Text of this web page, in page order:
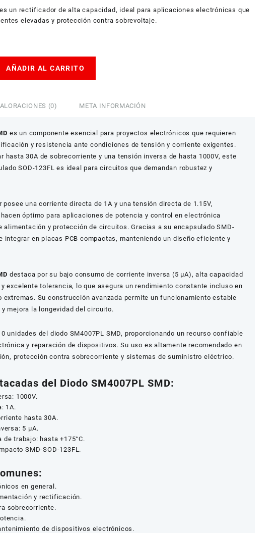
es un rectificador de alta capacidad, ideal para aplicaciones electrónicas que
elevadas y protección contra sobrevoltaje.
AÑADIR AL CARRITO
(0) META INFORMACIÓN
es un componente esencial para proyectos electrónicos que requieren
y resistencia ante condiciones de tensión y corriente exigentes.
hasta 30A de sobrecorriente y una tensión inversa de hasta 1000V, este
SOD-123FL es ideal para circuitos que demandan robustez y
una corriente directa de 1A y una tensión directa de 1.15V,
óptimo para aplicaciones de potencia y control en electrónica
alimentación y protección de circuitos. Gracias a su encapsulado SMD-
integrar en placas PCB compactas, manteniendo un diseño eficiente y
destaca por su bajo consumo de corriente inversa (5 μA), alta capacidad
excelente tolerancia, lo que asegura un rendimiento constante incluso en
extremas. Su construcción avanzada permite un funcionamiento estable
mejora la longevidad del circuito.
unidades del diodo SM4007PL SMD, proporcionando un recurso confiable
y reparación de dispositivos. Su uso es altamente recomendado en
protección contra sobrecorriente y sistemas de suministro eléctrico.
del Diodo SM4007PL SMD:
1000V.
1A.
hasta 30A.
5 μA.
de trabajo: hasta +175°C.
SMD-SOD-123FL.
en general.
y rectificación.
sobrecorriente.
de dispositivos electrónicos.